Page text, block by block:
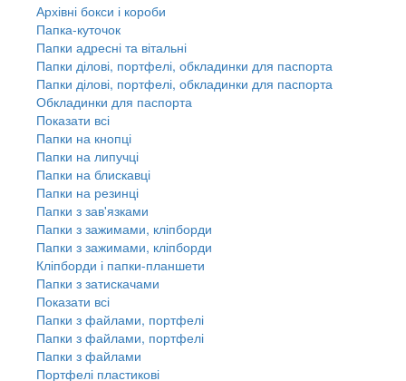
Архівні бокси і короби
Папка-куточок
Папки адресні та вітальні
Папки ділові, портфелі, обкладинки для паспорта
Папки ділові, портфелі, обкладинки для паспорта
Обкладинки для паспорта
Показати всі
Папки на кнопці
Папки на липучці
Папки на блискавці
Папки на резинці
Папки з зав'язками
Папки з зажимами, кліпборди
Папки з зажимами, кліпборди
Кліпборди і папки-планшети
Папки з затискачами
Показати всі
Папки з файлами, портфелі
Папки з файлами, портфелі
Папки з файлами
Портфелі пластикові